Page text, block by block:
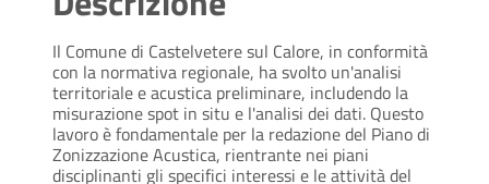
Il Comune di Castelvetere sul Calore, in conformità
con la normativa regionale, ha svolto un'analisi
territoriale e acustica preliminare, includendo la
misurazione spot in situ e l'analisi dei dati. Questo
lavoro è fondamentale per la redazione del Piano di
Zonizzazione Acustica, rientrante nei piani
disciplinanti gli specifici interessi e le attività del